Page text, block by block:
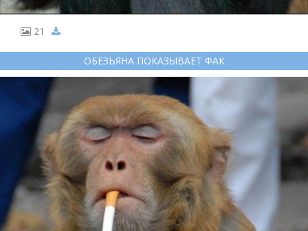
21
ОБЕЗЬЯНА ПОКАЗЫВАЕТ ФАК